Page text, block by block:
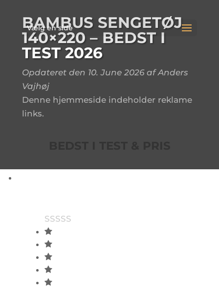
Vælg en side
BAMBUS SENGETØJ
140×220 – BEDST I
TEST 2026
Opdateret den 10. June 2026 af Anders
Vajhøj
Denne hjemmeside indeholder reklame
links.